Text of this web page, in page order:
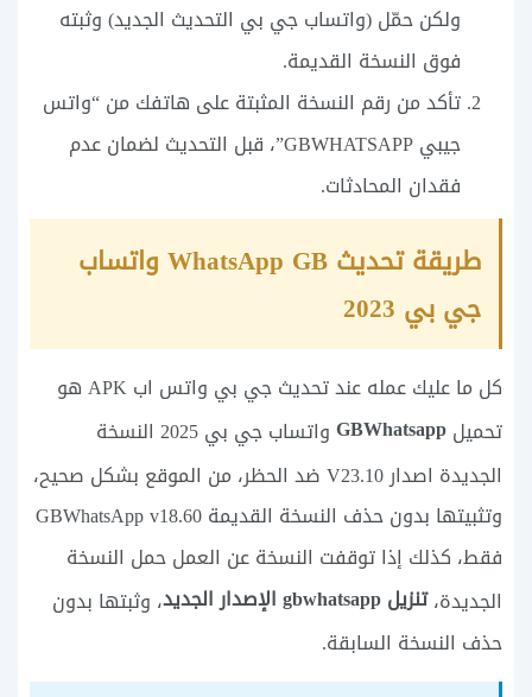
ولكن حمّل (واتساب جي بي التحديث الجديد) وثبته
فوق النسخة القديمة.
تأكد من رقم النسخة المثبتة على هاتفك من “واتس
جيبي GBWHATSAPP”، قبل التحديث لضمان عدم
فقدان المحادثات.
طريقة تحديث WhatsApp GB واتساب
جي بي 2023
كل ما عليك عمله عند تحديث جي بي واتس اب APK هو
تحميلGBWhatsapp
واتساب جي بي 2025 النسخة
الجديدة اصدار
V23.10 ضد الحظر، من الموقع بشكل صحيح،
وتثبيتها بدون حذف النسخة القديمة GBWhatsApp v18.60
فقط، كذلك إذا توقفت النسخة عن العمل حمل النسخة
الجديدة،تنزيل gbwhatsapp الإصدار الجديد
، وثبتها بدون
حذف النسخة السابقة.